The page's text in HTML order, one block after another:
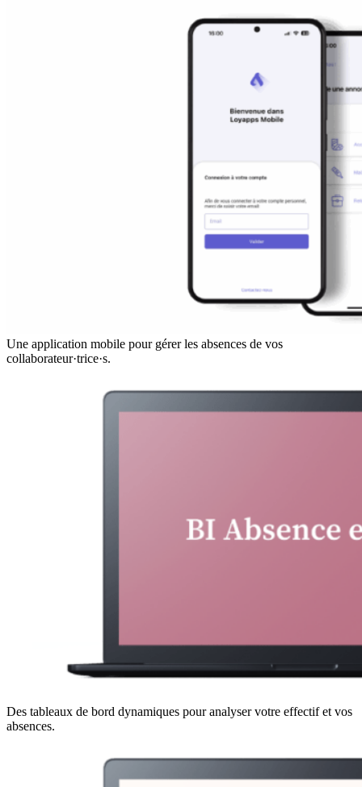
Une application mobile pour gérer les absences de vos
collaborateur·trice·s.
Des tableaux de bord dynamiques pour analyser votre effectif et vos
absences.